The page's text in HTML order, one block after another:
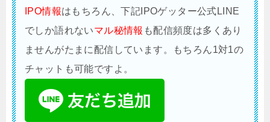
IPO情報はもちろん、下記IPOゲッター公式LINE
でしか語れないマル秘情報 も配信頻度は多くあり
ませんがたまに配信しています。もちろん1対1の
チャットも可能ですよ。